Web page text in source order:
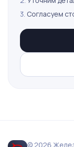
3. Согласуем
© 2026